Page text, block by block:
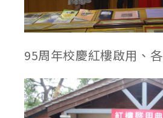
95周年校慶紅樓啟用、